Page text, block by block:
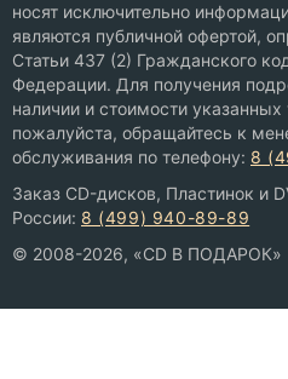
носят исключительно
являются публичной офертой,
Статьи 437 (2) Гражданского
Федерации. Для получения
наличии и стоимости указанных
пожалуйста, обращайтесь к
обслуживания по телефону: 8
Заказ CD-дисков, Пластинок и
России: 8 (499) 940-89-89
© 2008-2026, «CD В ПОДАРОК»